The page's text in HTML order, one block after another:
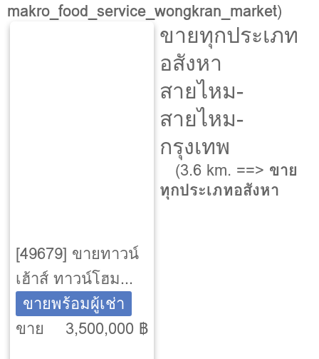
makro_food_service_wongkran_market)
[49679] ขายทาวน์
เฮ้าส์ ทาวน์โฮม
บ้านพฤกษา ไพร์ม
วัชรพล-สายไหม 56
ขายพร้อมผู้เช่า
ขาย
3,500,000 ฿
ขายทุกประเภท
อสังหา
สายไหม-
สายไหม-
กรุงเทพ
(3.6 km. ==> ขาย
ทุกประเภทอสังหา